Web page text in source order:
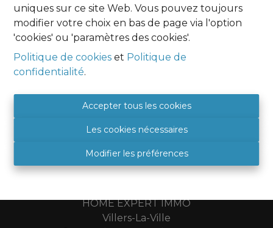
uniques sur ce site Web. Vous pouvez toujours
modifier votre choix en bas de page via l'option
'cookies' ou 'paramètres des cookies'.
Politique de cookies et Politique de
confidentialité.
Accepter tous les cookies
Les cookies nécessaires
Modifier les préférences
Agence Namur
HOME EXPERT IMMO
5081 SAINT DENIS
+32 (0) 81 46 08 89
5081@hexpertimmo.be
HOME EXPERT IMMO
Villers-La-Ville